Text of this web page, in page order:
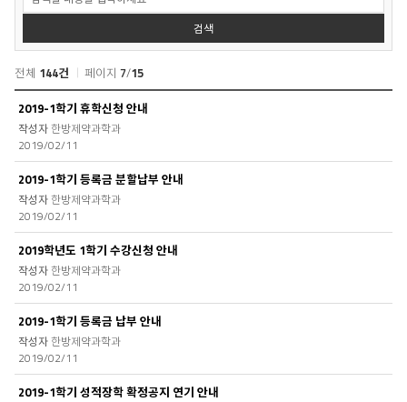
항
색
검색
전체 144건 페이지7/15
지
사
항
목
록
2019-1학기 휴학신청 안내
한방제약과학과
2019/02/11
2019-1학기 등록금 분할납부 안내
한방제약과학과
2019/02/11
2019학년도 1학기 수강신청 안내
한방제약과학과
2019/02/11
2019-1학기 등록금 납부 안내
한방제약과학과
2019/02/11
2019-1학기 성적장학 확정공지 연기 안내